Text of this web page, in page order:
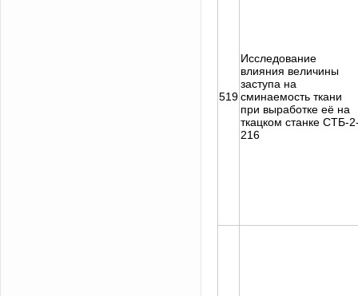
519
Исследование
влияния величины
заступа на
сминаемость ткани
при выработке её на
ткацком станке СТБ-
216